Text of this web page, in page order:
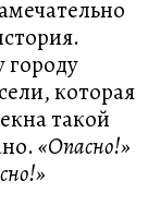
городу
которая
такой
«Опасно!»